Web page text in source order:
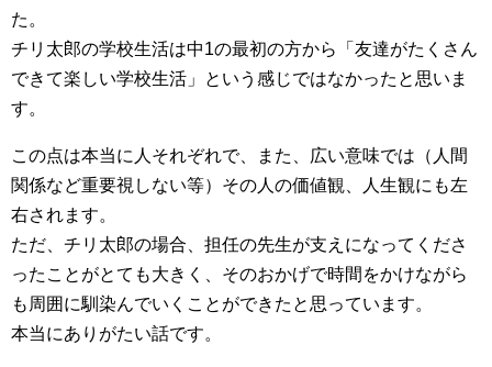
た。
チリ太郎の学校生活は中1の最初の方から「友達がたくさん
できて楽しい学校生活」という感じではなかったと思いま
す。
この点は本当に人それぞれで、また、広い意味では（人間
関係など重要視しない等）その人の価値観、人生観にも左
右されます。
ただ、チリ太郎の場合、担任の先生が支えになってくださ
ったことがとても大きく、そのおかげで時間をかけながら
も周囲に馴染んでいくことができたと思っています。
本当にありがたい話です。